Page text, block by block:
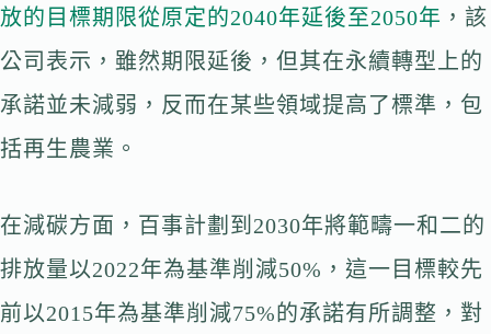
放的目標期限從原定的2040年延後至2050年 ，該
公司表示，雖然期限延後，但其在永續轉型上的
承諾並未減弱，反而在某些領域提高了標準，包
括再生農業。
在減碳方面，百事計劃到2030年將範疇一和二的
排放量以2022年為基準削減50%，這一目標較先
前以2015年為基準削減75%的承諾有所調整，對